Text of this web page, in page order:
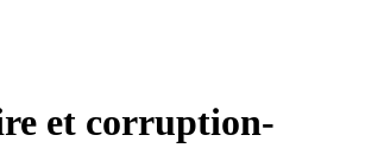
et corruption-